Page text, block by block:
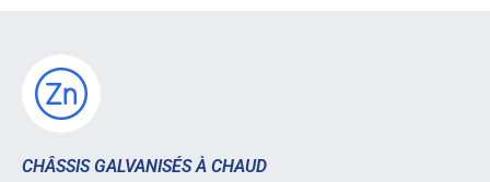
CHÂSSIS GALVANISÉS À CHAUD